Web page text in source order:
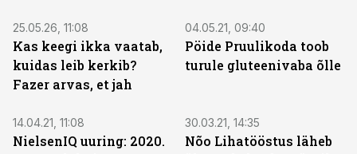
25.05.26, 11:08
Kas keegi ikka vaatab,
kuidas leib kerkib?
Fazer arvas, et jah
04.05.21, 09:40
Pöide Pruulikoda toob
turule gluteenivaba õlle
14.04.21, 11:08
NielsenIQ uuring: 2020.
30.03.21, 14:35
Nõo Lihatööstus läheb